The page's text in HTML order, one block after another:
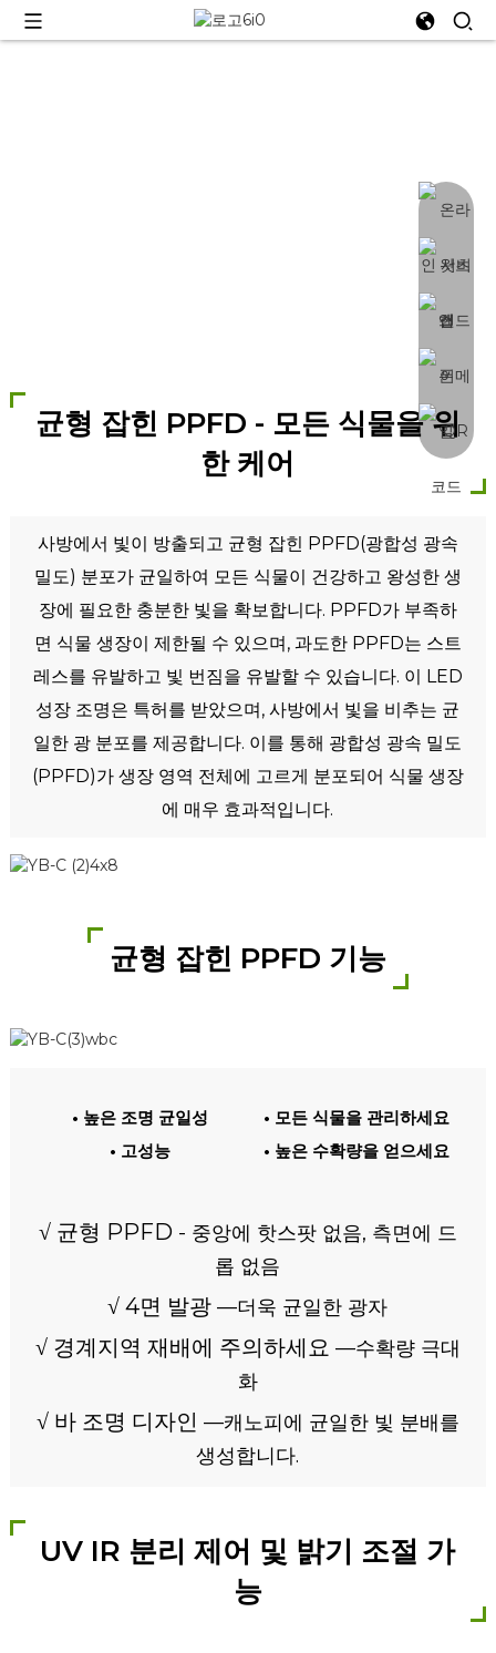
120W~2000W, 분리형, 풀 스펙트럼, 실내 식물
균형 잡힌 PPFD - 모든 식물을 위
한 케어
사방에서 빛이 방출되고 균형 잡힌 PPFD(광합성 광속
밀도) 분포가 균일하여 모든 식물이 건강하고 왕성한 생
장에 필요한 충분한 빛을 확보합니다. PPFD가 부족하
면 식물 생장이 제한될 수 있으며, 과도한 PPFD는 스트
레스를 유발하고 빛 번짐을 유발할 수 있습니다. 이 LED
성장 조명은 특허를 받았으며, 사방에서 빛을 비추는 균
일한 광 분포를 제공합니다. 이를 통해 광합성 광속 밀도
(PPFD)가 생장 영역 전체에 고르게 분포되어 식물 생장
에 매우 효과적입니다.
균형 잡힌 PPFD 기능
• 높은 조명 균일성
• 모든 식물을 관리하세요
• 고성능
• 높은 수확량을 얻으세요
√ 균형 PPFD - 중앙에 핫스팟 없음, 측면에 드
롭 없음
√ 4면 발광 —더욱 균일한 광자
√ 경계지역 재배에 주의하세요 —수확량 극대
화
√ 바 조명 디자인 —캐노피에 균일한 빛 분배를
생성합니다.
UV IR 분리 제어 및 밝기 조절 가
능